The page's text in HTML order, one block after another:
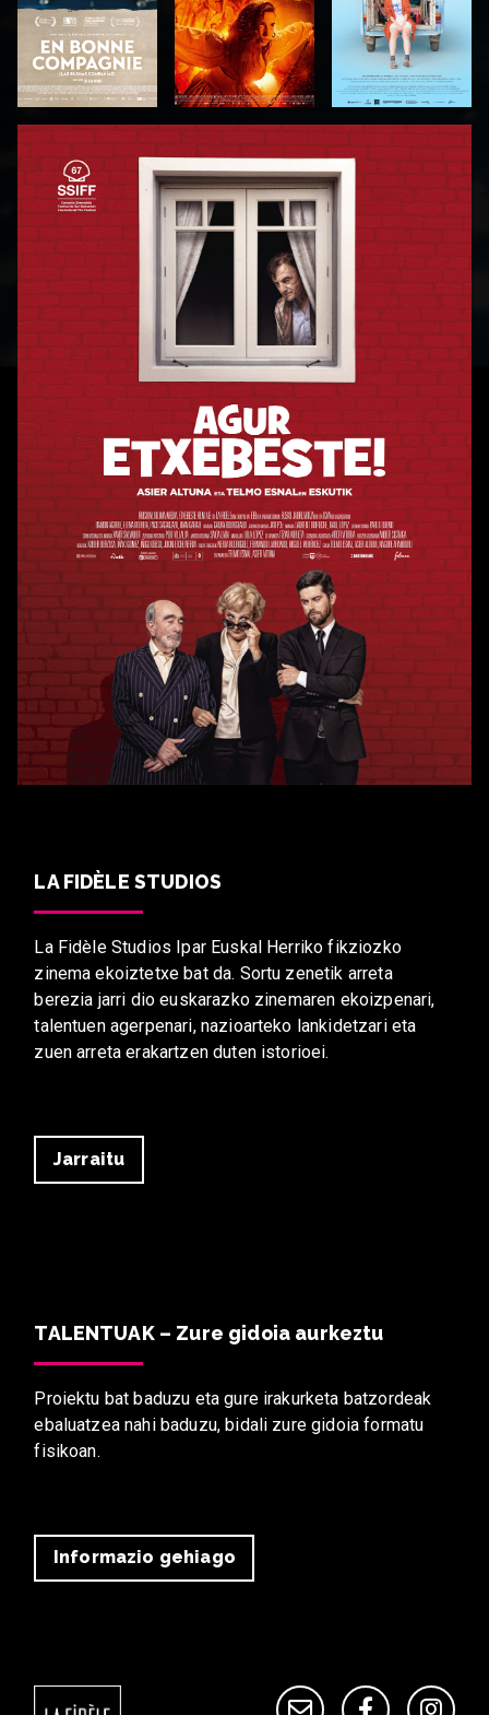
LA FIDÈLE STUDIOS
La Fidèle Studios Ipar Euskal Herriko fikziozko
zinema ekoiztetxe bat da. Sortu zenetik arreta
berezia jarri dio euskarazko zinemaren ekoizpenari,
talentuen agerpenari, nazioarteko lankidetzari eta
zuen arreta erakartzen duten istorioei.
Jarraitu
TALENTUAK – Zure gidoia aurkeztu
Proiektu bat baduzu eta gure irakurketa batzordeak
ebaluatzea nahi baduzu, bidali zure gidoia formatu
fisikoan.
Informazio gehiago